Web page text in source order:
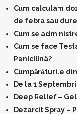
Cum calculam
de febra sau
Cum se
Cum se face
Penicilinã?
Cumpărăturile
De la 1
Deep Relief –
Dezarcit Spray –